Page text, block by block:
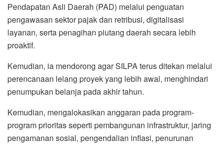
Pendapatan Asli Daerah (PAD) melalui penguatan
pengawasan sektor pajak dan retribusi, digitalisasi
layanan, serta penagihan piutang daerah secara lebih
proaktif.
Kemudian, ia mendorong agar SILPA terus ditekan melalui
perencanaan lelang proyek yang lebih awal, menghindari
penumpukan belanja pada akhir tahun.
Kemudian, mengalokasikan anggaran pada program-
program prioritas seperti pembangunan infrastruktur, jaring
pengamanan sosial, pengendalian inflasi, penurunan